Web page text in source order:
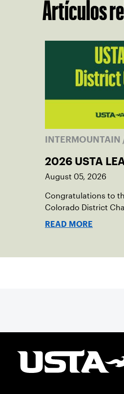
Artículos
INTERMOUNTAIN
2026 USTA
August 05, 2026
Congratulations to
Colorado District
READ MORE